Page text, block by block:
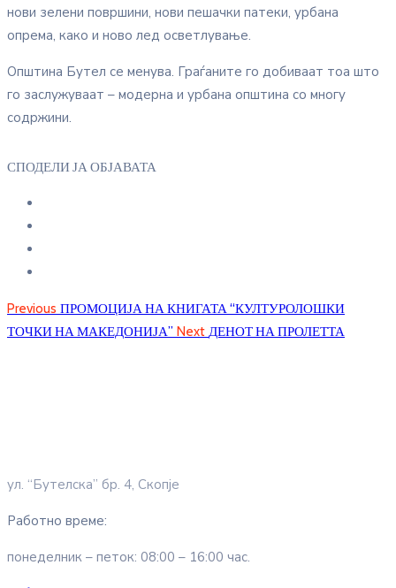
нови зелени површини, нови пешачки патеки, урбана
опрема, како и ново лед осветлување.
Општина Бутел се менува. Граѓаните го добиваат тоа што
го заслужуваат – модерна и урбана општина со многу
содржини.
СПОДЕЛИ ЈА ОБЈАВАТА
Previous ПРОМОЦИЈА НА КНИГАТА “КУЛТУРОЛОШКИ
ТОЧКИ НА МАКЕДОНИЈА” Next ДЕНОТ НА ПРОЛЕТТА
ул. “Бутелска” бр. 4, Скопје
Работно време:
понеделник – петок: 08:00 – 16:00 час.